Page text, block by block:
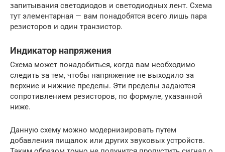
запитывания светодиодов и светодиодных лент. Схема
тут элементарная — вам понадобятся всего лишь пара
резисторов и один транзистор.
Индикатор напряжения
Схема может понадобиться, когда вам необходимо
следить за тем, чтобы напряжение не выходило за
верхние и нижние пределы. Эти пределы задаются
сопротивлением резисторов, по формуле, указанной
ниже.
Данную схему можно модернизировать путем
добавления пищалок или других звуковых устройств.